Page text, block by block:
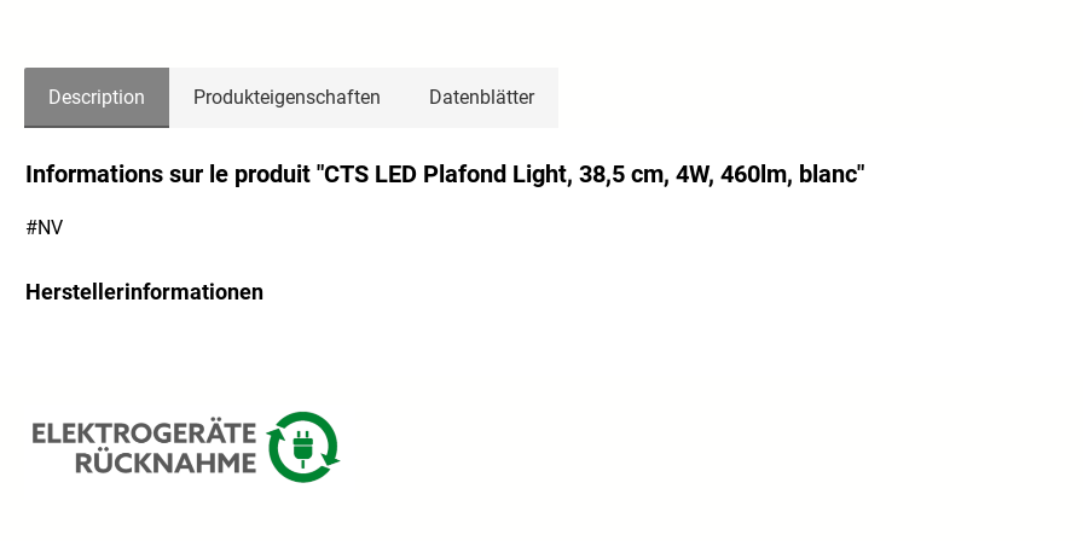
Description Produkteigenschaften Datenblätter
Informations sur le produit "CTS LED Plafond Light, 38,5 cm, 4W, 460lm, blanc"
#NV
Herstellerinformationen